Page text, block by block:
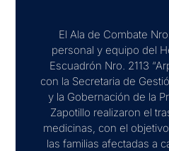
El Ala de Combate
personal y equipo del
Escuadrón Nro. 2113
con la Secretaria de
y la Gobernación de la
Zapotillo realizaron el
medicinas, con el
las familias afectadas a